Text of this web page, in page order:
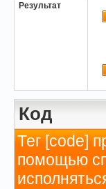
Результат
Код
Тег [code]
помощью